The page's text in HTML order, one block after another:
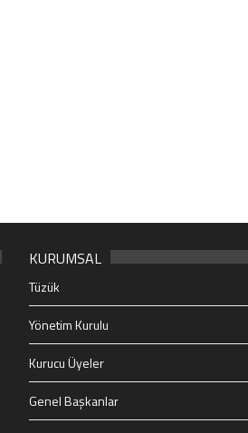
KURUMSAL
Tüzük
Yönetim Kurulu
Kurucu Üyeler
Genel Başkanlar